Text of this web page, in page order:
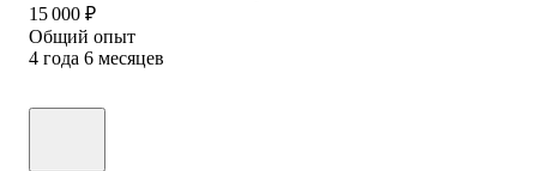
15 000 ₽
Общий опыт
4 года 6 месяцев